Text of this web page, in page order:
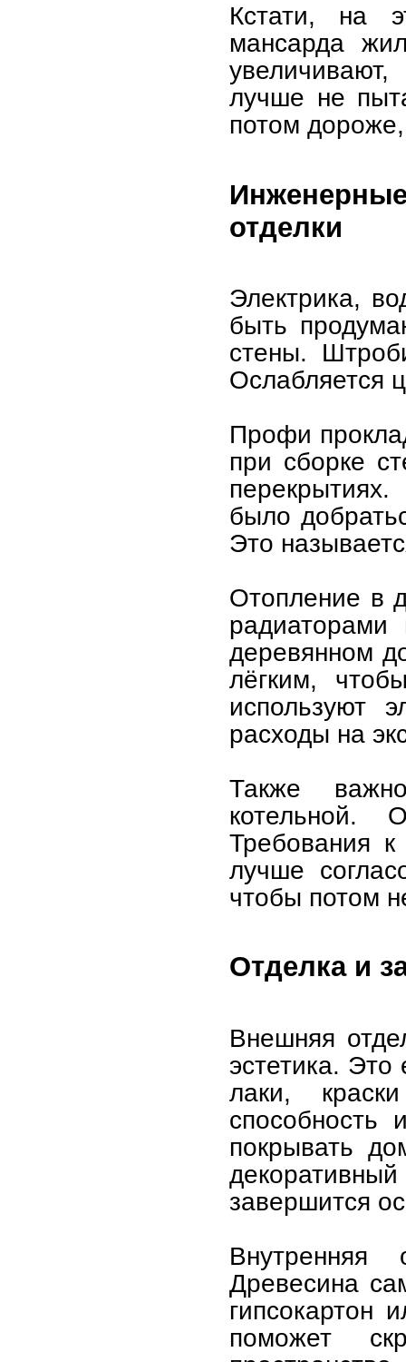
Кстати, на
мансарда
лучше не
потом
отделки
Электрика,
быть
стены.
Ослабляется
Профи
при сборке
было
Это
Отопление в
деревянном
лёгким,
используют
расходы на
Также
котельной.
Требования
лучше
чтобы потом
Отделка и
Внешняя
эстетика.
лаки,
покрывать
завершится
Древесина
гипсокартон
поможет